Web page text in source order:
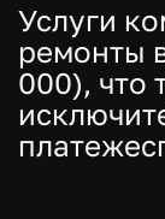
Услуги
ремонты
000), что